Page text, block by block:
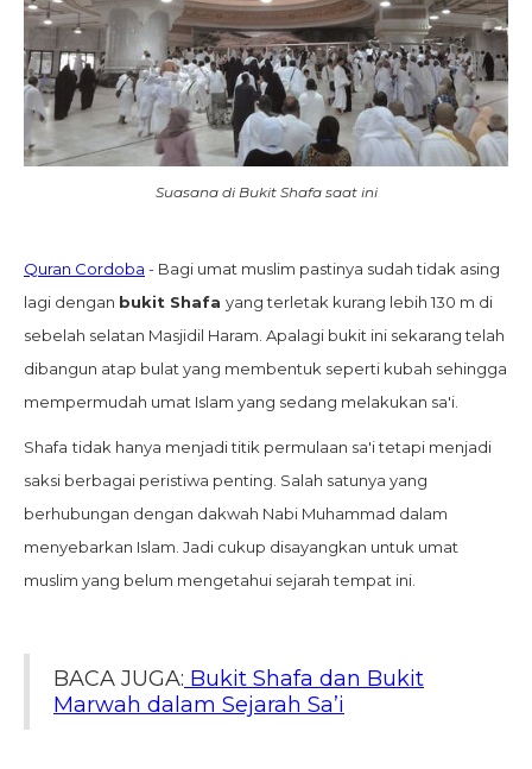
Suasana di Bukit Shafa saat ini
Quran Cordoba - Bagi umat muslim pastinya sudah tidak asing
lagi dengan bukit Shafa yang terletak kurang lebih 130 m di
sebelah selatan Masjidil Haram. Apalagi bukit ini sekarang telah
dibangun atap bulat yang membentuk seperti kubah sehingga
mempermudah umat Islam yang sedang melakukan sa'i.
Shafa tidak hanya menjadi titik permulaan sa'i tetapi menjadi
saksi berbagai peristiwa penting. Salah satunya yang
berhubungan dengan dakwah Nabi Muhammad dalam
menyebarkan Islam. Jadi cukup disayangkan untuk umat
muslim yang belum mengetahui sejarah tempat ini.
BACA JUGA: Bukit Shafa dan Bukit
Marwah dalam Sejarah Sa’i